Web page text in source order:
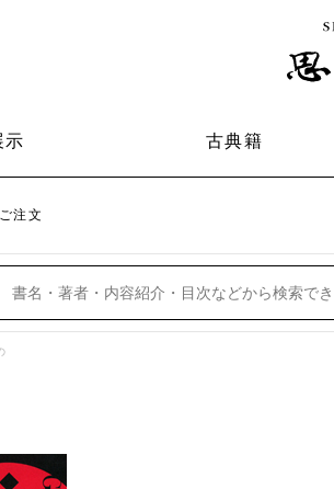
示 古典籍
ご注文